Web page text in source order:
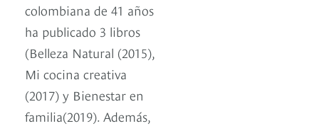
colombiana de 41 años
ha publicado 3 libros
(Belleza Natural (2015),
Mi cocina creativa
(2017) y Bienestar en
familia(2019). Además,